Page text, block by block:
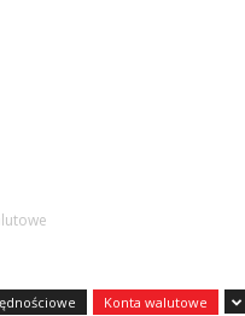
Konta walutowe